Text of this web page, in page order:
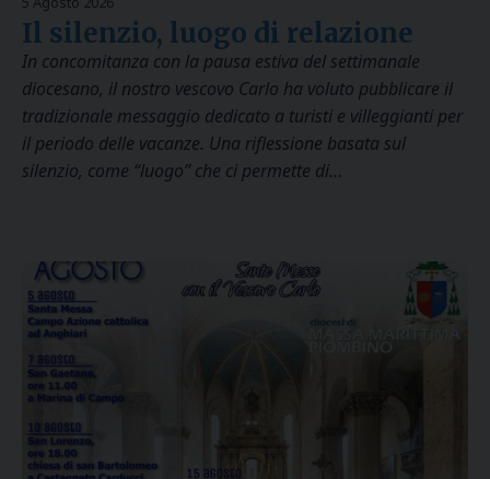
Il silenzio, luogo di relazione
In concomitanza con la pausa estiva del settimanale
diocesano, il nostro vescovo Carlo ha voluto pubblicare il
tradizionale messaggio dedicato a turisti e villeggianti per
il periodo delle vacanze. Una riflessione basata sul
silenzio, come “luogo” che ci permette di…